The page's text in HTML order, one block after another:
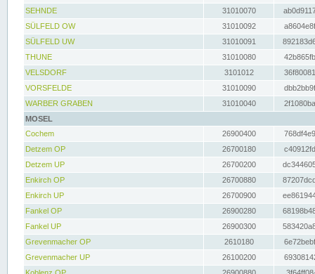
SEHNDE
31010070
SÜLFELD OW
31010092
SÜLFELD UW
31010091
THUNE
31010080
VELSDORF
3101012
VORSFELDE
31010090
WARBER GRABEN
31010040
MOSEL
Cochem
26900400
Detzem OP
26700180
Detzem UP
26700200
Enkirch OP
26700880
Enkirch UP
26700900
Fankel OP
26900280
Fankel UP
26900300
Grevenmacher OP
2610180
Grevenmacher UP
26100200